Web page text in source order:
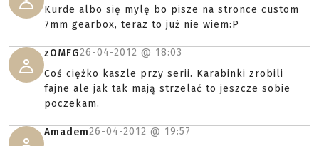
Kurde albo się mylę bo pisze na stronce custom
7mm gearbox, teraz to już nie wiem:P
zOMFG26-04-2012 @ 18:03
Coś ciężko kaszle przy serii. Karabinki zrobili
fajne ale jak tak mają strzelać to jeszcze sobie
poczekam.
Amadem26-04-2012 @ 19:57